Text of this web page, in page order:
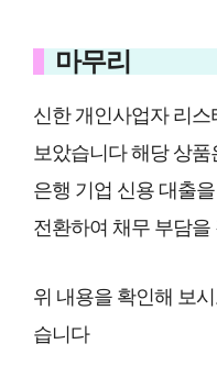
마무리
신한 개인사업자 리
보았습니다 해당 상
은행 기업 신용 대출
전환하여 채무 부담
위 내용을 확인해 보
습니다